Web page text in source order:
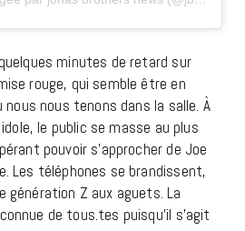
minutes de retard sur
rouge, qui semble être en
nous tenons dans la salle. À
le public se masse au plus
pouvoir s’approcher de Joe
Les téléphones se brandissent,
génération Z aux aguets. La
de tous.tes puisqu’il s’agit